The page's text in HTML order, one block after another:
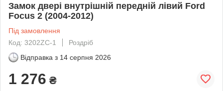
Замок двері внутрішній передній лівий Ford
Focus 2 (2004-2012)
Під замовлення
Код: 3202ZC-1
Роздріб
Відправка з 14 серпня 2026
1 276 ₴